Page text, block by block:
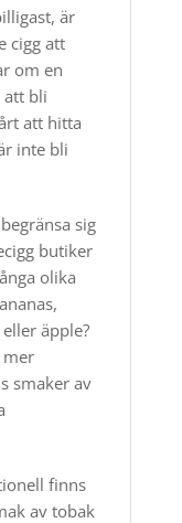
är
cigg att
om en
bli
att hitta
inte bli
sig
butiker
olika
äpple?
mer
smaker av
finns
av tobak